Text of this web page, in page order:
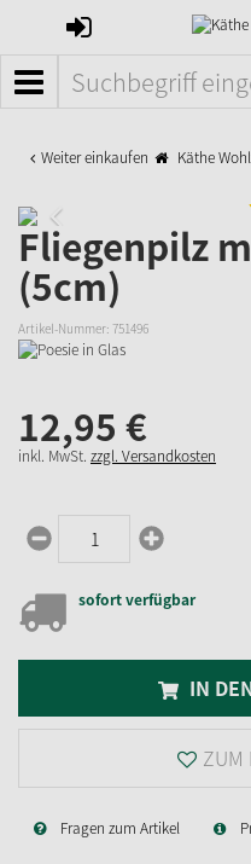
ANMELDEN
MENÜ
Weiter einkaufen Käthe
Fliegenpilz
(5cm)
Artikel-Nummer: 751496
12,95 €
inkl. MwSt. zzgl. Versandkosten
sofort verfügbar
IN
ZUM
Fragen zum Artikel